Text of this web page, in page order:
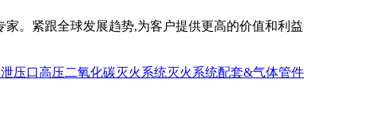
。紧跟全球发展趋势,为客户提供更高的价值和利益
压口高压二氧化碳灭火系统灭火系统配套&气体管件